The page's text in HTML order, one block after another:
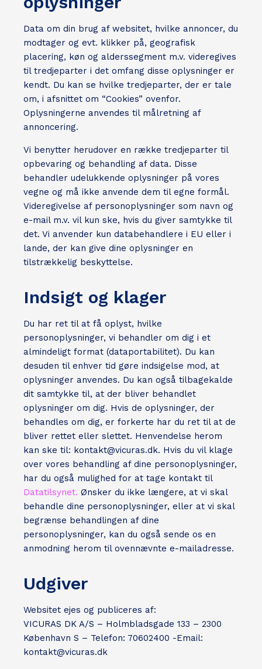
Data om din brug af websitet, hvilke annoncer, du
modtager og evt. klikker på, geografisk
placering, køn og alderssegment m.v. videregives
til tredjeparter i det omfang disse oplysninger er
kendt. Du kan se hvilke tredjeparter, der er tale
om, i afsnittet om “Cookies” ovenfor.
Oplysningerne anvendes til målretning af
annoncering.
Vi benytter herudover en række tredjeparter til
opbevaring og behandling af data. Disse
behandler udelukkende oplysninger på vores
vegne og må ikke anvende dem til egne formål.
Videregivelse af personoplysninger som navn og
e-mail m.v. vil kun ske, hvis du giver samtykke til
det. Vi anvender kun databehandlere i EU eller i
lande, der kan give dine oplysninger en
tilstrækkelig beskyttelse.
Indsigt og klager
Du har ret til at få oplyst, hvilke
personoplysninger, vi behandler om dig i et
almindeligt format (dataportabilitet). Du kan
desuden til enhver tid gøre indsigelse mod, at
oplysninger anvendes. Du kan også tilbagekalde
dit samtykke til, at der bliver behandlet
oplysninger om dig. Hvis de oplysninger, der
behandles om dig, er forkerte har du ret til at de
bliver rettet eller slettet. Henvendelse herom
kan ske til: kontakt@vicuras.dk. Hvis du vil klage
over vores behandling af dine personoplysninger,
har du også mulighed for at tage kontakt til
Datatilsynet. Ønsker du ikke længere, at vi skal
behandle dine personoplysninger, eller at vi skal
begrænse behandlingen af dine
personoplysninger, kan du også sende os en
anmodning herom til ovennævnte e-mailadresse.
Udgiver
Websitet ejes og publiceres af:
VICURAS DK A/S – Holmbladsgade 133 – 2300
København S – Telefon: 70602400 -Email:
kontakt@vicuras.dk